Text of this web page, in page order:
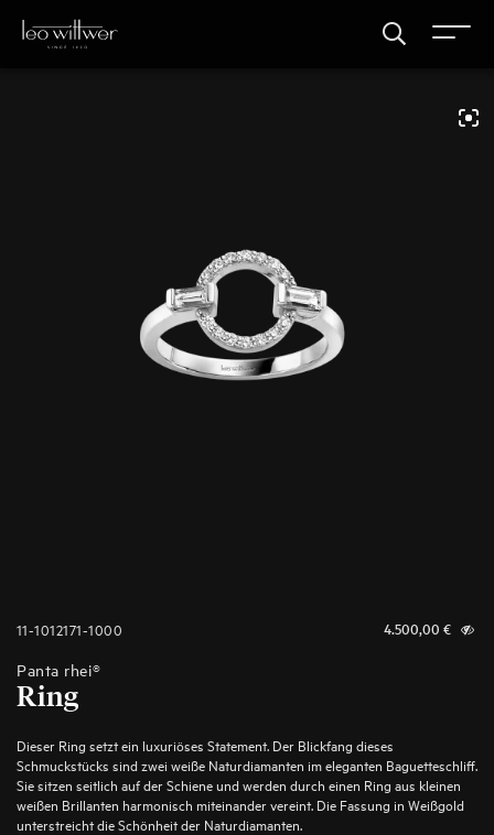
11-1012171-1000 4.500,00 €
Panta rhei®
Ring
Dieser Ring setzt ein luxuriöses Statement. Der Blickfang dieses
Schmuckstücks sind zwei weiße Naturdiamanten im eleganten Baguetteschliff.
Sie sitzen seitlich auf der Schiene und werden durch einen Ring aus kleinen
weißen Brillanten harmonisch miteinander vereint. Die Fassung in Weißgold
unterstreicht die Schönheit der Naturdiamanten.